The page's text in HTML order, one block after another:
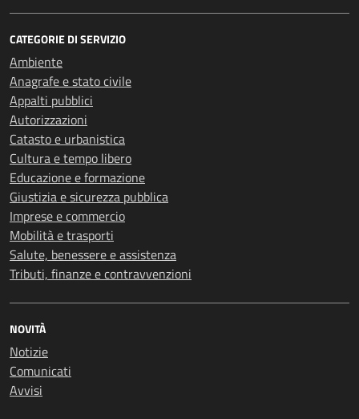
CATEGORIE DI SERVIZIO
Ambiente
Anagrafe e stato civile
Appalti pubblici
Autorizzazioni
Catasto e urbanistica
Cultura e tempo libero
Educazione e formazione
Giustizia e sicurezza pubblica
Imprese e commercio
Mobilità e trasporti
Salute, benessere e assistenza
Tributi, finanze e contravvenzioni
NOVITÀ
Notizie
Comunicati
Avvisi